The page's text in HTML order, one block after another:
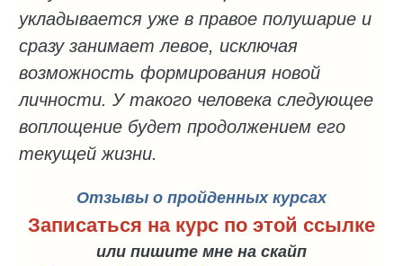
укладывается уже в правое полушарие и
сразу занимает левое, исключая
возможность формирования новой
личности. У такого человека следующее
воплощение будет продолжением его
текущей жизни.
Отзывы о пройденных курсах
Записаться на курс по этой ссылке
или пишите мне на скайп